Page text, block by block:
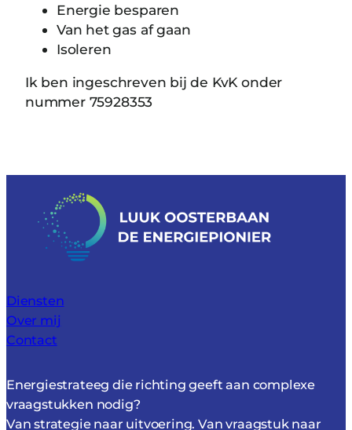
Energie besparen
Van het gas af gaan
Isoleren
Ik ben ingeschreven bij de KvK onder
nummer 75928353
Diensten
Over mij
Contact
Energiestrateeg die richting geeft aan complexe
vraagstukken nodig?
Van strategie naar uitvoering. Van vraagstuk naar